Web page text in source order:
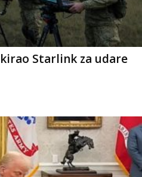
Starlink za udare